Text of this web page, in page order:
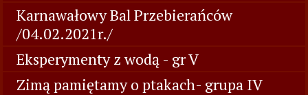
Karnawałowy Bal Przebierańców
/04.02.2021r./
Eksperymenty z wodą - gr V
Zimą pamiętamy o ptakach- grupa IV